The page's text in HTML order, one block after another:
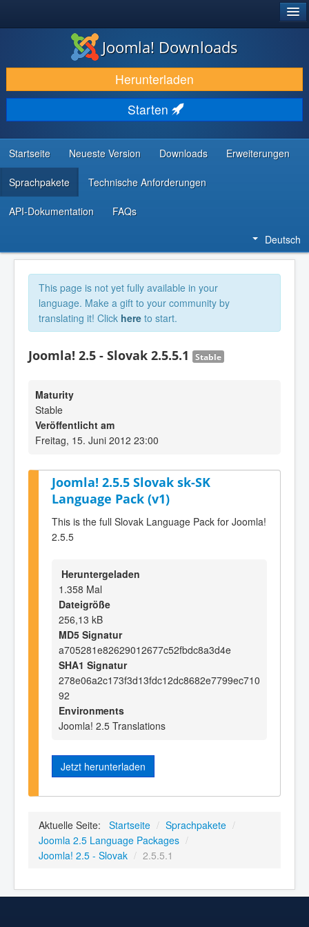
DOWNLOAD & ERWEITERN
ENTDECKEN & LERNEN
COMMUNITY & SUPPORT
RESSOURCEN FÜR ENTWICKLER
Joomla! Downloads
Herunterladen
Starten
Startseite Neueste Version Downloads Erweiterungen
Sprachpakete Technische Anforderungen
API-Dokumentation FAQs
Deutsch
This page is not yet fully available in your
language. Make a gift to your community by
translating it! Click here to start.
Joomla! 2.5 - Slovak 2.5.5.1 Stable
Maturity
Stable
Veröffentlicht am
Freitag, 15. Juni 2012 23:00
Joomla! 2.5.5 Slovak sk-SK
Language Pack (v1)
This is the full Slovak Language Pack for Joomla!
2.5.5
Heruntergeladen
1.358 Mal
Dateigröße
256,13 kB
MD5 Signatur
a705281e82629012677c52fbdc8a3d4e
SHA1 Signatur
278e06a2c173f3d13fdc12dc8682e7799ec710
92
Environments
Joomla! 2.5 Translations
Jetzt herunterladen
Aktuelle Seite: Startseite / Sprachpakete /
Joomla 2.5 Language Packages /
Joomla! 2.5 - Slovak / 2.5.5.1